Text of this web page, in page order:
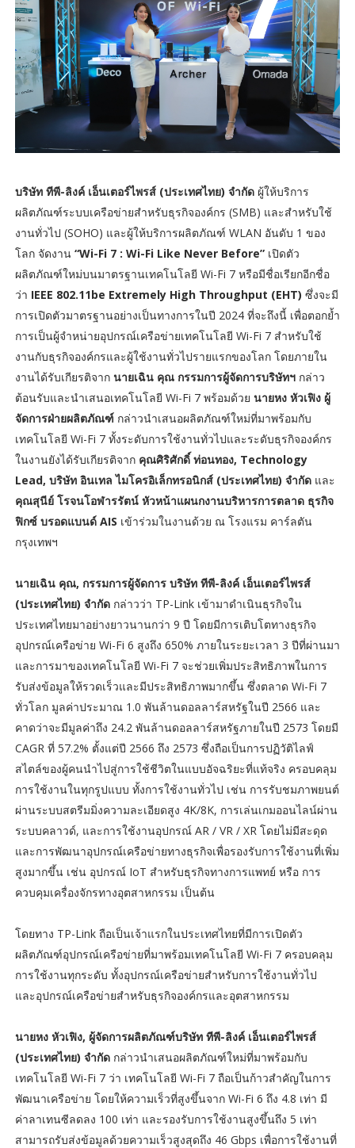
บริษัท ทีพี-ลิงค์ เอ็นเตอร์ไพรส์ (ประเทศไทย) จำกัดผู้ให้บริการ
ผลิตภัณฑ์ระบบเครือข่ายสำหรับธุรกิจองค์กร (SMB) และสำหรับใช้
งานทั่วไป (SOHO) และผู้ให้บริการผลิตภัณฑ์ WLAN อันดับ 1 ของ
โลก จัดงาน “Wi-Fi 7 : Wi-Fi Like Never Before”เปิดตัว
ผลิตภัณฑ์ใหม่บนมาตรฐานเทคโนโลยี Wi-Fi 7 หรือมีชื่อเรียกอีกชื่อ
ว่า IEEE 802.11be Extremely High Throughput (EHT) ซึ่งจะมี
การเปิดตัวมาตรฐานอย่างเป็นทางการในปี 2024 ที่จะถึงนี้ เพื่อตอกย้ำ
การเป็นผู้จำหน่ายอุปกรณ์เครือข่ายเทคโนโลยี Wi-Fi 7 สำหรับใช้
งานกับธุรกิจองค์กรและผู้ใช้งานทั่วไปรายแรกของโลก โดยภายใน
งานได้รับเกียรติจาก นายเฉิน คุณ กรรมการผู้จัดการบริษัทฯกล่าว
ต้อนรับและนำเสนอเทคโนโลยี Wi-Fi 7 พร้อมด้วย นายหง หัวเฟิง ผู้
จัดการฝ่ายผลิตภัณฑ์ กล่าวนำเสนอผลิตภัณฑ์ใหม่ที่มาพร้อมกับ
เทคโนโลยี Wi-Fi 7 ทั้งระดับการใช้งานทั่วไปและระดับธุรกิจองค์กร
ในงานยังได้รับเกียรติจาก คุณศิริศักดิ์ ท่อนทอง, Technology
Lead, บริษัท อินเทล ไมโครอิเล็กทรอนิกส์ (ประเทศไทย) จำกัด และ
คุณสุนีย์ โรจนโอฬารรัตน์ หัวหน้าแผนกงานบริหารการตลาด ธุรกิจ
ฟิกซ์ บรอดแบนด์ AIS เข้าร่วมในงานด้วย ณ โรงแรม คาร์ลตัน
กรุงเทพฯ
นายเฉิน คุณ, กรรมการผู้จัดการ บริษัท ทีพี-ลิงค์ เอ็นเตอร์ไพรส์
(ประเทศไทย) จำกัดกล่าวว่า TP-Link เข้ามาดำเนินธุรกิจใน
ประเทศไทยมาอย่างยาวนานกว่า 9 ปี โดยมีการเติบโตทางธุรกิจ
อุปกรณ์เครือข่าย Wi-Fi 6 สูงถึง 650% ภายในระยะเวลา 3 ปีที่ผ่านมา
และการมาของเทคโนโลยี Wi-Fi 7 จะช่วยเพิ่มประสิทธิภาพในการ
รับส่งข้อมูลให้รวดเร็วและมีประสิทธิภาพมากขึ้น ซึ่งตลาด Wi-Fi 7
ทั่วโลก มูลค่าประมาณ 1.0 พันล้านดอลลาร์สหรัฐในปี 2566 และ
คาดว่าจะมีมูลค่าถึง 24.2 พันล้านดอลลาร์สหรัฐภายในปี 2573 โดยมี
CAGR ที่ 57.2% ตั้งแต่ปี 2566 ถึง 2573 ซึ่งถือเป็นการปฏิวัติไลฟ์
สไตล์ของผู้คนนำไปสู่การใช้ชีวิตในแบบอัจฉริยะที่แท้จริง ครอบคลุม
การใช้งานในทุกรูปแบบ ทั้งการใช้งานทั่วไป เช่น การรับชมภาพยนต์
ผ่านระบบสตรีมมิ่งความละเอียดสูง 4K/8K, การเล่นเกมออนไลน์ผ่าน
ระบบคลาวด์, และการใช้งานอุปกรณ์ AR / VR / XR โดยไม่มีสะดุด
และการพัฒนาอุปกรณ์เครือข่ายทางธุรกิจเพื่อรองรับการใช้งานที่เพิ่ม
สูงมากขึ้น เช่น อุปกรณ์ IoT สำหรับธุรกิจทางการแพทย์ หรือ การ
ควบคุมเครื่องจักรทางอุตสาหกรรม เป็นต้น
โดยทาง TP-Link ถือเป็นเจ้าแรกในประเทศไทยที่มีการเปิดตัว
ผลิตภัณฑ์อุปกรณ์เครือข่ายที่มาพร้อมเทคโนโลยี Wi-Fi 7 ครอบคลุม
การใช้งานทุกระดับ ทั้งอุปกรณ์เครือข่ายสำหรับการใช้งานทั่วไป
และอุปกรณ์เครือข่ายสำหรับธุรกิจองค์กรและอุตสาหกรรม
นายหง หัวเฟิง, ผู้จัดการผลิตภัณฑ์บริษัท ทีพี-ลิงค์ เอ็นเตอร์ไพรส์
(ประเทศไทย) จำกัด กล่าวนำเสนอผลิตภัณฑ์ใหม่ที่มาพร้อมกับ
เทคโนโลยี Wi-Fi 7 ว่า เทคโนโลยี Wi-Fi 7 ถือเป็นก้าวสำคัญในการ
พัฒนาเครือข่าย โดยให้ความเร็วที่สูงขึ้นจาก Wi-Fi 6 ถึง 4.8 เท่า มี
ค่าลาเทนซีลดลง 100 เท่า และรองรับการใช้งานสูงขึ้นถึง 5 เท่า
สามารถรับส่งข้อมูลด้วยความเร็วสูงสุดถึง 46 Gbps เพื่อการใช้งานที่